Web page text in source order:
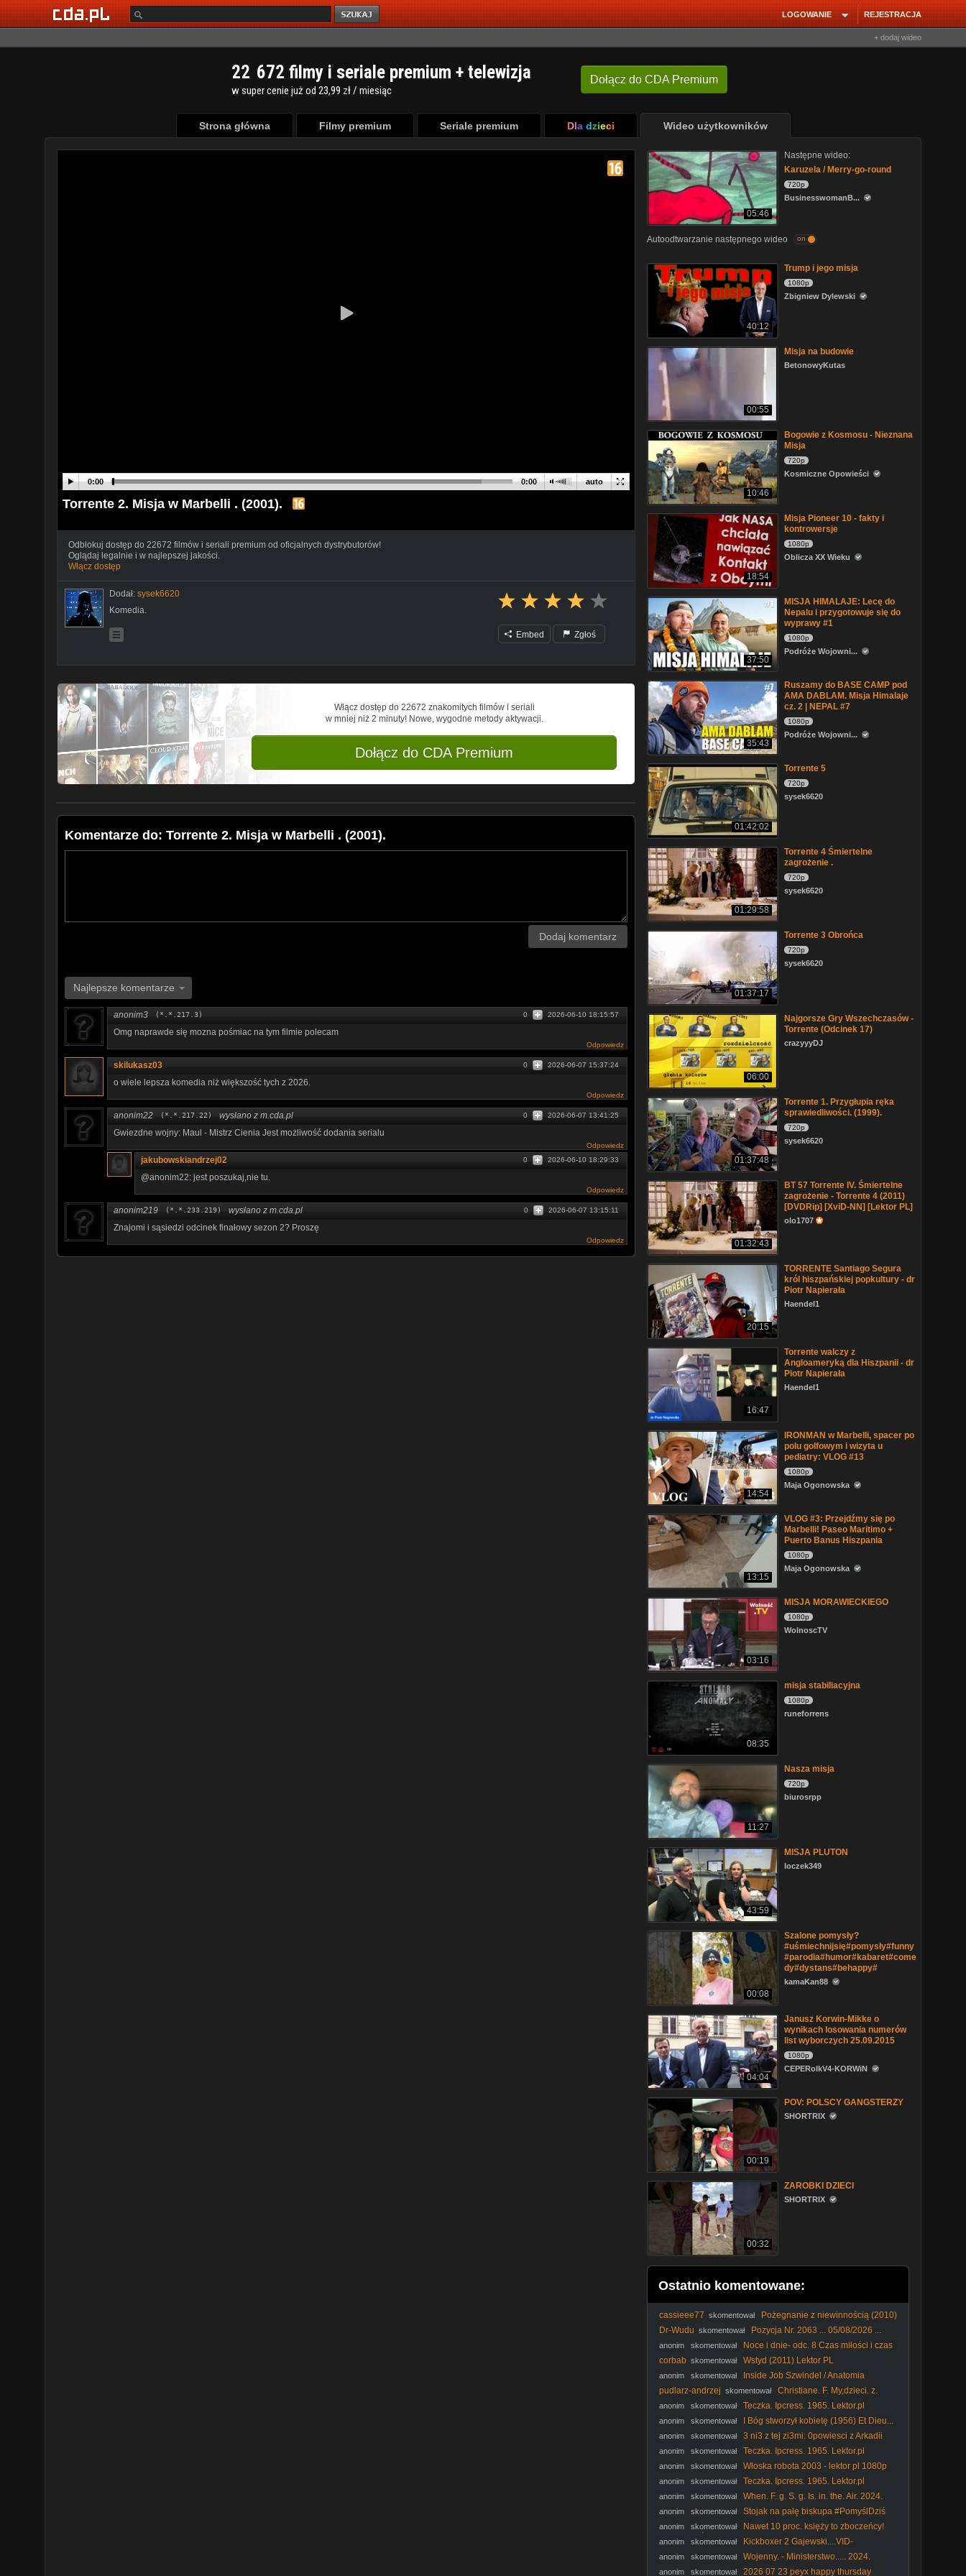
REJESTRACJA
LOGOWANIE
+ dodaj wideo
Dołącz do CDA Premium
22 672 filmy i seriale premium + telewizja
w super cenie już od 23,99 zł / miesiąc
Strona główna Filmy premium Seriale premium Dla dzieci Wideo użytkowników
auto
0:00 0:00
Torrente 2. Misja w Marbelli . (2001).
Odblokuj dostęp do 22672 filmów i seriali premium od oficjalnych dystrybutorów!
Oglądaj legalnie i w najlepszej jakości.
Włącz dostęp
Dodał: sysek6620
Komedia.
Embed Zgłoś
Włącz dostęp do 22672 znakomitych filmów i seriali
w mniej niż 2 minuty! Nowe, wygodne metody aktywacji.
Dołącz do CDA Premium
Komentarze do: Torrente 2. Misja w Marbelli . (2001).
Dodaj komentarz
Najlepsze komentarze
anonim3 (*.*.217.3) 2026-06-10 18:15:57
0
Omg naprawde się mozna pośmiac na tym filmie polecam
Odpowiedz
skiIukasz03 2026-06-07 15:37:24
0
o wiele lepsza komedia niż większość tych z 2026.
Odpowiedz
anonim22 (*.*.217.22) wysłano z m.cda.pl 2026-06-07 13:41:25
0
Gwiezdne wojny: Maul - Mistrz Cienia Jest możliwość dodania serialu
Odpowiedz
jakubowskiandrzej02 2026-06-10 18:29:33
0
@anonim22: jest poszukaj,nie tu.
Odpowiedz
anonim219 (*.*.233.219) wysłano z m.cda.pl 2026-06-07 13:15:11
0
Znajomi i sąsiedzi odcinek finałowy sezon 2? Proszę
Odpowiedz
05:46
Następne wideo:
Karuzela / Merry-go-round
720p
BusinesswomanB...
Autoodtwarzanie następnego wideo on
40:12
Trump i jego misja
1080p
Zbigniew Dylewski
00:55
Misja na budowie
BetonowyKutas
10:46
Bogowie z Kosmosu - Nieznana
Misja
720p
Kosmiczne Opowieści
18:54
Misja Pioneer 10 - fakty i
kontrowersje
1080p
Oblicza XX Wieku
37:50
MISJA HIMALAJE: Lecę do
Nepalu i przygotowuje się do
wyprawy #1
1080p
Podróże Wojowni...
35:43
Ruszamy do BASE CAMP pod
AMA DABLAM. Misja Himalaje
cz. 2 | NEPAL #7
1080p
Podróże Wojowni...
01:42:02
Torrente 5
720p
sysek6620
01:29:58
Torrente 4 Śmiertelne
zagrożenie .
720p
sysek6620
01:37:17
Torrente 3 Obrońca
720p
sysek6620
06:00
Najgorsze Gry Wszechczasów -
Torrente (Odcinek 17)
crazyyyDJ
01:37:48
Torrente 1. Przygłupia ręka
sprawiedliwości. (1999).
720p
sysek6620
01:32:43
BT 57 Torrente IV. Śmiertelne
zagrożenie - Torrente 4 (2011)
[DVDRip] [XviD-NN] [Lektor PL]
olo1707
20:15
TORRENTE Santiago Segura
król hiszpańskiej popkultury - dr
Piotr Napierała
Haendel1
16:47
Torrente walczy z
Angloameryką dla Hiszpanii - dr
Piotr Napierała
Haendel1
14:54
IRONMAN w Marbelli, spacer po
polu golfowym i wizyta u
pediatry: VLOG #13
1080p
Maja Ogonowska
13:15
VLOG #3: Przejdźmy się po
Marbelli! Paseo Maritimo +
Puerto Banus Hiszpania
1080p
Maja Ogonowska
03:16
MISJA MORAWIECKIEGO
1080p
WolnoscTV
08:35
misja stabiliacyjna
1080p
runeforrens
11:27
Nasza misja
720p
biurosrpp
43:59
MISJA PLUTON
loczek349
00:08
Szalone pomysły?
#uśmiechnijsię#pomysły#funny
#parodia#humor#kabaret#come
dy#dystans#behappy#
kamaKan88
04:04
Janusz Korwin-Mikke o
wynikach losowania numerów
list wyborczych 25.09.2015
1080p
CEPERolkV4-KORWiN
00:19
POV: POLSCY GANGSTERZY
SHORTRIX
00:32
ZAROBKI DZIECI
SHORTRIX
Ostatnio komentowane:
cassieee77 skomentował
Pożegnanie z niewinnością (2010)
Lektor PL
Dr-Wudu skomentował Pozycja Nr. 2063 ... 05/08/2026 ...
anonim skomentował
Noce i dnie- odc. 8 Czas miłości i czas
śmierci
corbab skomentował Wstyd (2011) Lektor PL
anonim skomentował
Inside Job Szwindel / Anatomia
Kryzysu / 2010 Film dokumentalny / PL480p
pudlarz-andrzej skomentował
Christiane. F. My,dzieci. z.
dworca. Zoo. 1981. Lektor.pl
anonim skomentował Teczka. Ipcress. 1965. Lektor.pl
anonim skomentował
I Bóg stworzył kobietę (1956) Et Dieu...
créa la femme [1080p] [Bluray]
anonim skomentował
3 ni3 z tej zi3mi: 0powiesci z Arkadii
odcinek 13 polski dubbing
anonim skomentował Teczka. Ipcress. 1965. Lektor.pl
anonim skomentował Włoska robota 2003 - lektor pl 1080p
anonim skomentował Teczka. Ipcress. 1965. Lektor.pl
anonim skomentował
When. F. g. S. g. Is. in. the. Air. 2024.
Film.pl
anonim skomentował
Stojak na pałę biskupa #PomyślDziś
odc. 2644
anonim skomentował
Nawet 10 proc. księży to zboczeńcy!
#IPPTVNaŻywo #ksiądz #kler
anonim skomentował
Kickboxer 2 Gajewski....VID-
1744780529332 (1)
anonim skomentował
Wojenny. - Ministerstwo..... 2024.
napisy
anonim skomentował 2026 07 23 peyx happy thursday